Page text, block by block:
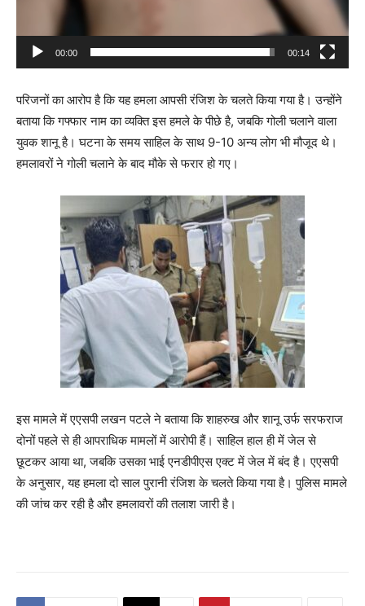
00:00 00:14
परिजनों का आरोप है कि यह हमला आपसी रंजिश के चलते किया गया है। उन्होंने
बताया कि गफ्फार नाम का व्यक्ति इस हमले के पीछे है, जबकि गोली चलाने वाला
युवक शानू है। घटना के समय साहिल के साथ 9-10 अन्य लोग भी मौजूद थे।
हमलावरों ने गोली चलाने के बाद मौके से फरार हो गए।
इस मामले में एएसपी लखन पटले ने बताया कि शाहरुख और शानू उर्फ सरफराज
दोनों पहले से ही आपराधिक मामलों में आरोपी हैं। साहिल हाल ही में जेल से
छूटकर आया था, जबकि उसका भाई एनडीपीएस एक्ट में जेल में बंद है। एएसपी
के अनुसार, यह हमला दो साल पुरानी रंजिश के चलते किया गया है। पुलिस मामले
की जांच कर रही है और हमलावरों की तलाश जारी है।